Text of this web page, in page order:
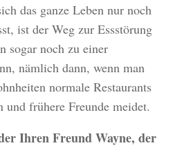
das ganze Leben nur noch
ist der Weg zur Essstörung
sogar noch zu einer
nämlich dann, wenn man
normale Restaurants
und frühere Freunde meidet.
Ihren Freund Wayne, der